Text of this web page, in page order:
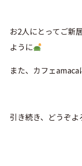
お2人にとってご新
ように
また、カフェ
引き続き、どうぞよ